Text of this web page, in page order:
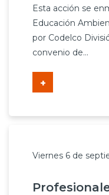
Esta acción se
Educación
por Codelco
convenio de...
+
Viernes 6 de